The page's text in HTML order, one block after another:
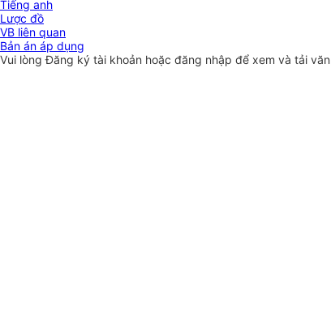
Tiếng anh
Lược đồ
VB liên quan
Bản án áp dụng
Vui lòngĐăng ký tài khoản hoặc đăng nhập để xem và tải